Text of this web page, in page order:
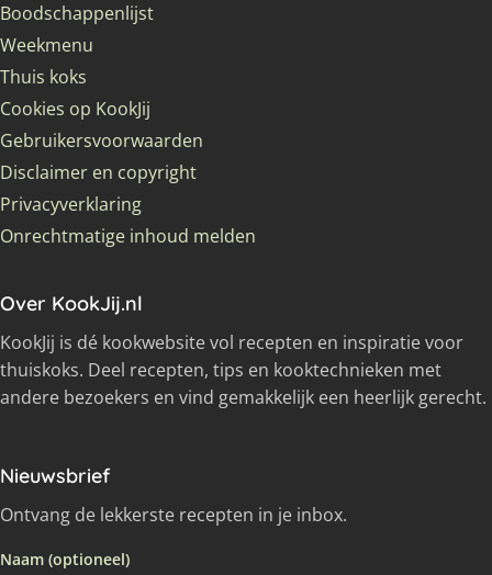
Boodschappenlijst
Weekmenu
Thuis koks
Cookies op KookJij
Gebruikersvoorwaarden
Disclaimer en copyright
Privacyverklaring
Onrechtmatige inhoud melden
Over KookJij.nl
KookJij is dé kookwebsite vol recepten en inspiratie voor
thuiskoks. Deel recepten, tips en kooktechnieken met
andere bezoekers en vind gemakkelijk een heerlijk gerecht.
Nieuwsbrief
Ontvang de lekkerste recepten in je inbox.
Naam (optioneel)